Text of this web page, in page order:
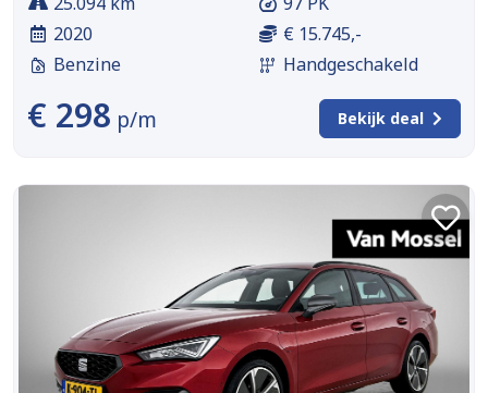
2020
Benzine
€ 15.745,-
Handgeschakeld
€ 298 p/m Bekijk deal